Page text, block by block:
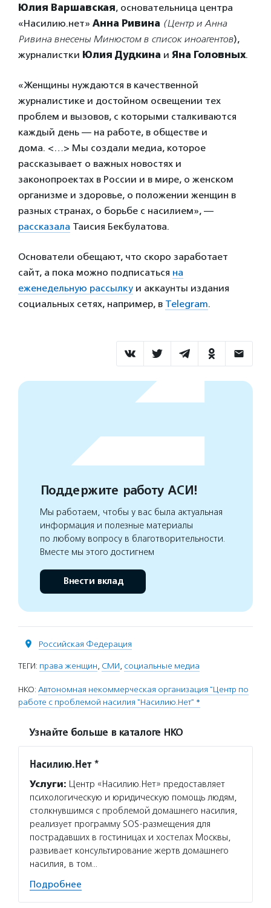
Юлия Варшавская, основательница центра
«Насилию.нет» Анна Ривина (Центр и Анна
Ривина внесены Минюстом в список иноагентов),
журналистки Юлия Дудкина и Яна Головных.
«Женщины нуждаются в качественной
журналистике и достойном освещении тех
проблем и вызовов, с которыми сталкиваются
каждый день — на работе, в обществе и
дома. <…> Мы создали медиа, которое
рассказывает о важных новостях и
законопроектах в России и в мире, о женском
организме и здоровье, о положении женщин в
разных странах, о борьбе с насилием», —
рассказала Таисия Бекбулатова.
Основатели обещают, что скоро заработает
сайт, а пока можно подписаться на
еженедельную рассылку и аккаунты издания
социальных сетях, например, в Telegram.
Поддержите работу АСИ!
Мы работаем, чтобы у вас была актуальная
информация и полезные материалы
по любому вопросу в благотворительности.
Вместе мы этого достигнем
Внести вклад
Российская Федерация
ТЕГИ: права женщин, СМИ, социальные медиа
НКО: Автономная некоммерческая организация "Центр по
работе с проблемой насилия "Насилию.Нет" *
Узнайте больше в каталоге НКО
Насилию.Нет *
Услуги: Центр «Насилию.Нет» предоставляет
психологическую и юридическую помощь людям,
столкнувшимся с проблемой домашнего насилия,
реализует программу SOS-размещения для
пострадавших в гостиницах и хостелах Москвы,
развивает консультирование жертв домашнего
насилия, в том…
Подробнее